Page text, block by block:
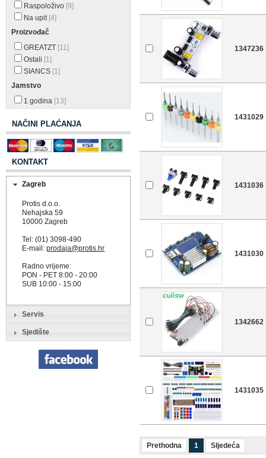
Raspoloživo [9]
Na upit [4]
Proizvođač
GREATZT [11]
Ostali [1]
SIANCS [1]
Jamstvo
1 godina [13]
NAČINI PLAĆANJA
KONTAKT
Zagreb
Protis d.o.o.
Nehajska 59
10000 Zagreb
Tel: (01) 3098-490
E-mail:prodaja@protis.hr
Radno vrijeme:
PON - PET 8:00 - 20:00
SUB 10:00 - 15:00
Servis
Sjedište
1347236
1431029
1431036
1431030
1342662
1431035
Prethodna 1 Sljedeća